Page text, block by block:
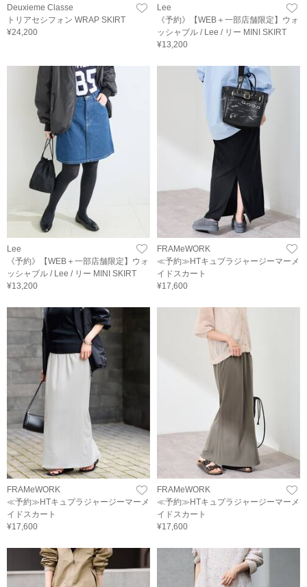
Deuxieme Classe
トリアセシフォン WRAP SKIRT
¥24,200
Lee
《予約》【WEB＋一部店舗限定】ウォ
ッシャブル / Lee / リー MINI SKIRT
¥13,200
Lee
《予約》【WEB＋一部店舗限定】ウォ
ッシャブル / Lee / リー MINI SKIRT
¥13,200
FRAMeWORK
≪予約≫HTキュプラジャージーマーメ
イドスカート
¥17,600
FRAMeWORK
≪予約≫HTキュプラジャージーマーメ
イドスカート
¥17,600
FRAMeWORK
≪予約≫HTキュプラジャージーマーメ
イドスカート
¥17,600